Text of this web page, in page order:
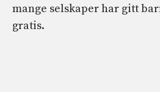
mange selskaper har gitt
gratis.